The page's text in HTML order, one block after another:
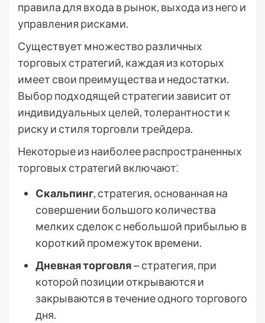
правила для входа в рынок, выхода из него и
управления рисками.
Существует множество различных
торговых стратегий, каждая из которых
имеет свои преимущества и недостатки.
Выбор подходящей стратегии зависит от
индивидуальных целей, толерантности к
риску и стиля торговли трейдера.
Некоторые из наиболее распространенных
торговых стратегий включают⁚
Скальпинг, стратегия, основанная на
совершении большого количества
мелких сделок с небольшой прибылью в
короткий промежуток времени.
Дневная торговля౼ стратегия, при
которой позиции открываются и
закрываются в течение одного торгового
дня.